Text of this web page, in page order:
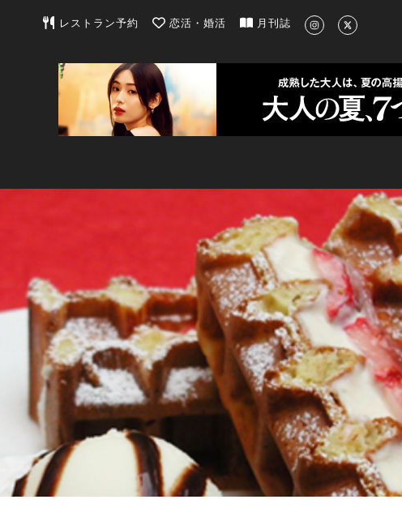
東京カレンダー | 最新のグルメ、洗練されたライフスタイル情報
レストラン予約 恋活・婚活 月刊誌